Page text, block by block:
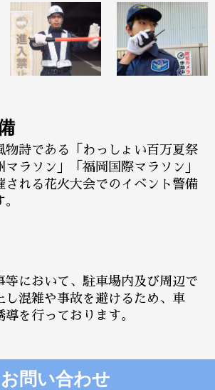
物詩である「わっしょい百万夏祭
ラソン」「福岡国際マラソン」
される花火大会でのイベント警備
等において、駐車場内及び周辺で
し混雑や事故を避けるため、車
を行っております。
お問い合わせ